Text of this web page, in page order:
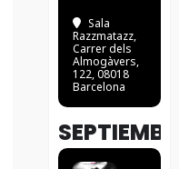
Sala
Razzmatazz,
Carrer dels
Almogàvers,
122, 08018
Barcelona